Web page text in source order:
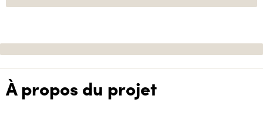
À propos du projet